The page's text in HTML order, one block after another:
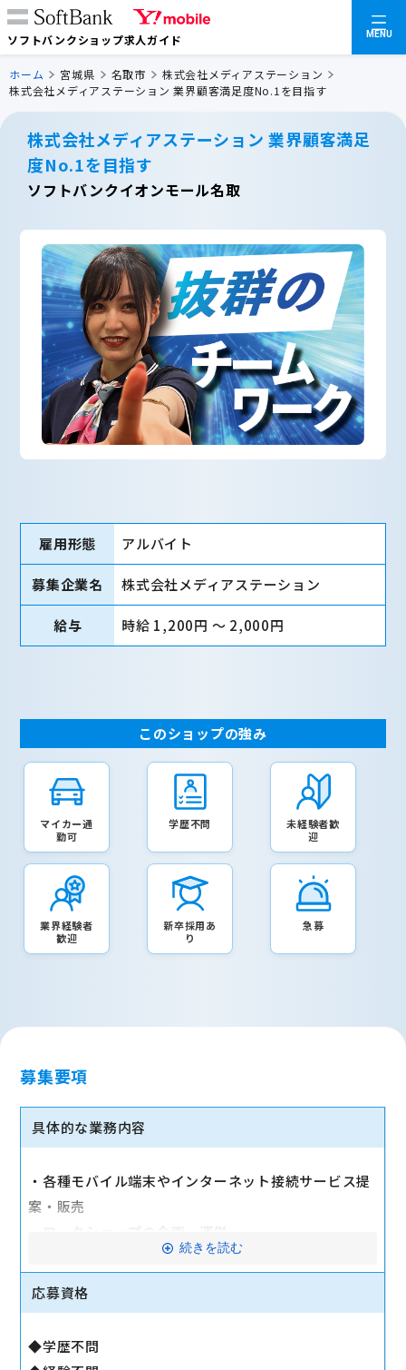
ソフトバンクショップ求人ガイド MENU
ホーム 宮城県 名取市
株式会社メディアステーション
株式会社メディアステーション 業界顧客満足度No.1を目指す
株式会社メディアステーション 業界顧客満足
度No.1を目指す
ソフトバンクイオンモール名取
雇用形態 アルバイト
募集企業名 株式会社メディアステーション
給与 時給 1,200円 〜 2,000円
このショップの強み
マイカー通
勤可
学歴不問
未経験者歓
迎
業界経験者
歓迎
新卒採用あ
り
急募
募集要項
具体的な業務内容
・各種モバイル端末やインターネット接続サービス提
案・販売
・ワークショップの企画・運営
・店舗内での受付、アクセサリー類の販売
マイカー通勤可
続きを読む
応募資格
◆学歴不問